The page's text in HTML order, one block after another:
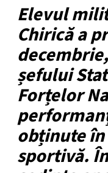
Elevul
Chirică a
șefului
Forțelor
obținute
sportivă.